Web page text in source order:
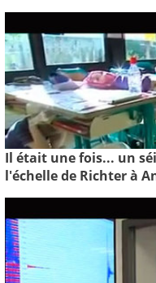
Il était une fois... un
l'échelle de Richter à